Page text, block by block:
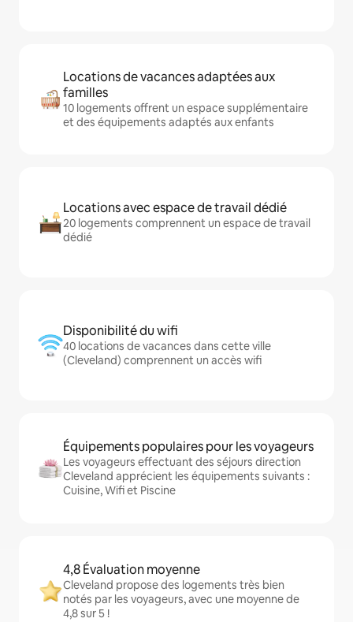
Locations de vacances adaptées aux
familles
10 logements offrent un espace supplémentaire
et des équipements adaptés aux enfants
Locations avec espace de travail dédié
20 logements comprennent un espace de travail
dédié
Disponibilité du wifi
40 locations de vacances dans cette ville
(Cleveland) comprennent un accès wifi
Équipements populaires pour les voyageurs
Les voyageurs effectuant des séjours direction
Cleveland apprécient les équipements suivants :
Cuisine, Wifi et Piscine
4,8 Évaluation moyenne
Cleveland propose des logements très bien
notés par les voyageurs, avec une moyenne de
4,8 sur 5 !